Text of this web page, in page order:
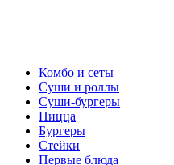
Комбо и сеты
Суши и роллы
Суши-бургеры
Пицца
Бургеры
Стейки
Первые блюда